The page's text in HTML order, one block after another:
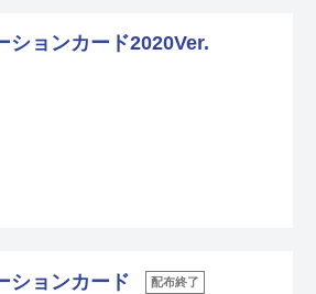
ションカード2020Ver.
ションカード 配布終了